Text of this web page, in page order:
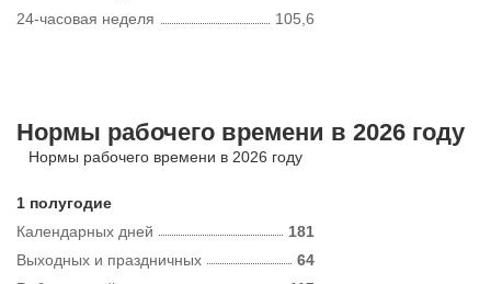
24-часовая неделя
105,6
Нормы рабочего времени в 2026 году
Нормы рабочего времени в 2026 году
1 полугодие
Календарных дней
181
Выходных и праздничных 64